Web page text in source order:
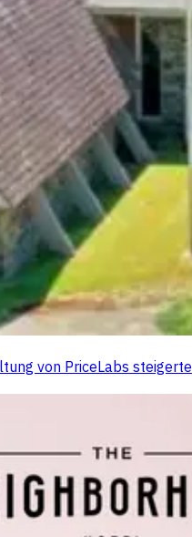
von PriceLabs steigerte